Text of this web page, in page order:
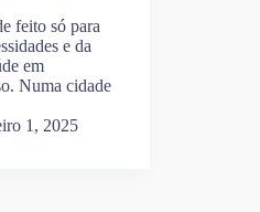
feito só para
e da
em
Numa cidade
1, 2025